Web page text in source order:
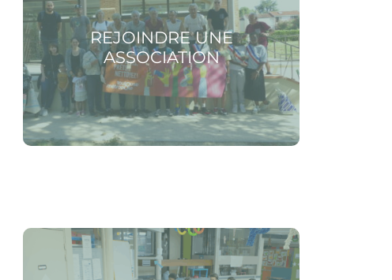
REJOINDRE UNE
ASSOCIATION
Voir la page Bourse BAFA